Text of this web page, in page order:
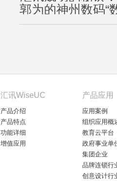
郭为的神州数码“
汇讯WiseUC
产品介绍
产品特点
功能详细
增值应用
产品应用
应用案例
组织应用概
教育云平台
政府事业单
集团企业
品牌连锁行
创意设计行